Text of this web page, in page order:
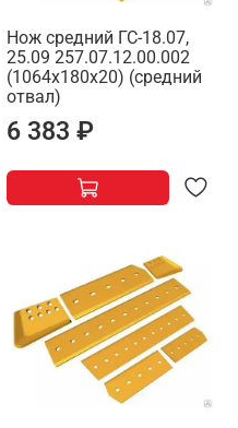
Нож средний ГС-18.07,
25.09 257.07.12.00.002
(1064х180х20) (средний
отвал)
6 383 ₽